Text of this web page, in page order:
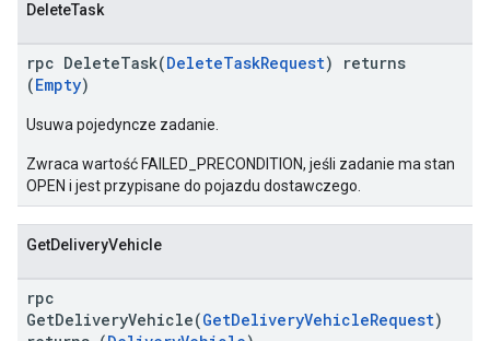
DeleteTask
rpc DeleteTask(DeleteTaskRequest) returns
(Empty)
Usuwa pojedyncze zadanie.
Zwraca wartość FAILED_PRECONDITION, jeśli zadanie ma stan
OPEN i jest przypisane do pojazdu dostawczego.
GetDeliveryVehicle
rpc
GetDeliveryVehicle(GetDeliveryVehicleRequest)